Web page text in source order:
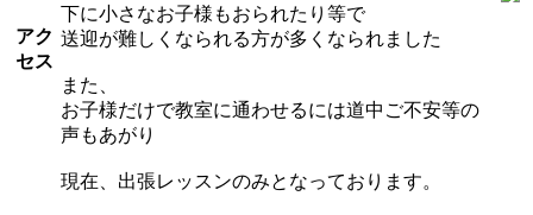
アク
セス
下に小さなお子様もおられたり等で
送迎が難しくなられる方が多くなられました
また、
お子様だけで教室に通わせるには道中ご不安等の
声もあがり
現在、出張レッスンのみとなっております。